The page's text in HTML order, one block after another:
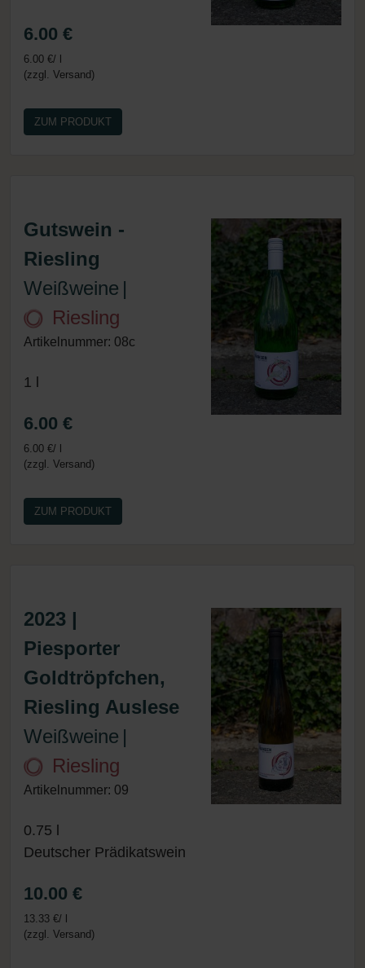
6.00 €
6.00 €/ l
(zzgl. Versand)
ZUM PRODUKT
Gutswein -
Riesling
Weißweine |
Riesling
Artikelnummer: 08c
1 l
6.00 €
6.00 €/ l
(zzgl. Versand)
ZUM PRODUKT
2023 |
Piesporter
Goldtröpfchen,
Riesling Auslese
Weißweine |
Riesling
Artikelnummer: 09
0.75 l
Deutscher Prädikatswein
10.00 €
13.33 €/ l
(zzgl. Versand)